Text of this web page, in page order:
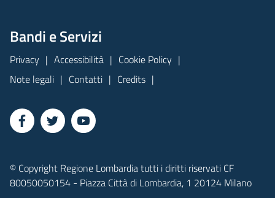
Bandi e Servizi
Privacy Accessibilità
Cookie Policy
Note legali
Contatti Credits
© Copyright Regione Lombardia tutti i diritti riservati CF
80050050154 - Piazza Città di Lombardia, 1 20124 Milano